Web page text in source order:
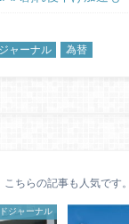
ャーナル 為替
こちらの記事も人気です。
ジャーナル